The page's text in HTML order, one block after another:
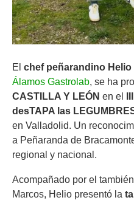
El chef peñarandino Helio
Álamos Gastrolab, se ha
CASTILLA Y LEÓN en el
desTAPA las
en Valladolid. Un
a Peñaranda de
regional y nacional.
Acompañado por el
Marcos, Helio presentó la